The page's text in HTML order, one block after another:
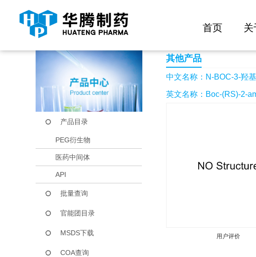
首页 关
当前位置： 首页 产品中心 N-BOC-3-羟基-DL-缬氨酸
产品目录
PEG衍生物
医药中间体
API
批量查询
官能团目录
MSDS下载
COA查询
其他产品
中文名称：N-BOC-3-羟
英文名称：Boc-(RS)-2-
用户评价